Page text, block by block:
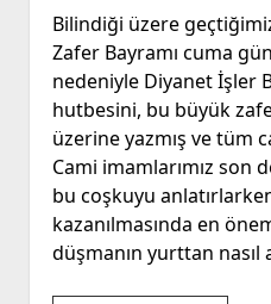
Çerez
Bilindiği üzere
Zafer Bayramı cuma
nedeniyle Diyanet İşler
hutbesini, bu büyük
üzerine yazmış ve tüm
Cami imamlarımız son
bu coşkuyu
kazanılmasında en
düşmanın yurttan nasıl